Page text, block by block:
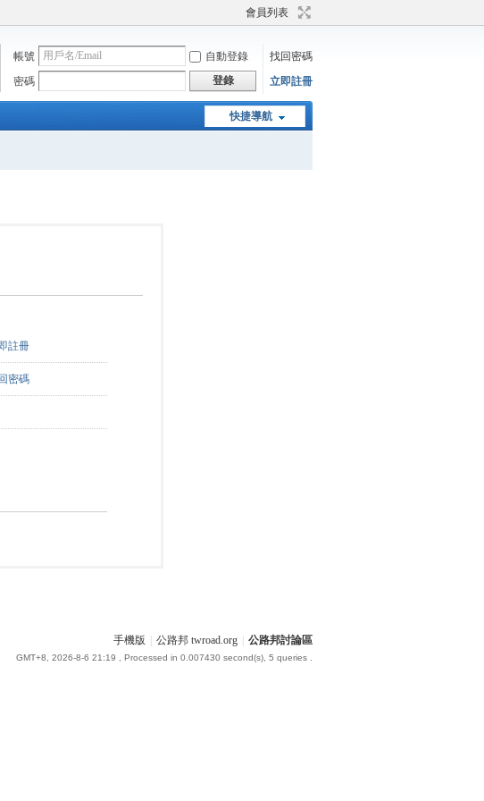
會員列表
帳號 自動登錄
找回密碼
密碼
登錄 立即註冊
快捷導航
註冊
密碼
手機版 公路邦 twroad.org 公路邦討論區
GMT+8, 2026-8-6 21:19 , Processed in 0.007430 second(s), 5 queries .